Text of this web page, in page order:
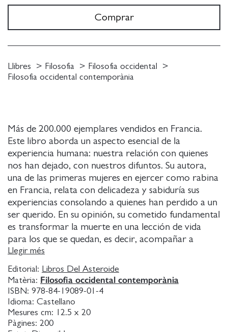
Más de 200.000 ejemplares vendidos en Francia.
Este libro aborda un aspecto esencial de la
experiencia humana: nuestra relación con quienes
nos han dejado, con nuestros difuntos. Su autora,
una de las primeras mujeres en ejercer como rabina
en Francia, relata con delicadeza y sabiduría sus
experiencias consolando a quienes han perdido a un
ser querido. En su opinión, su cometido fundamental
es transformar la muerte en una lección de vida
para los que se quedan, es decir, acompañar a
mujeres y a hombres que en un momento crucial de
sus vidas necesitan narraciones . El tapiz de este
tratado de consuelo se teje con tres hilos: la
evocación de la vida interrumpida, la interpretación
de los textos sagrados y las tradiciones funerarias y
la rememoración de ciertos episodios de la vida de
su autora; con ellos construye un relato que
Llegir més
Editorial: Libros Del Asteroide
Matèria: Filosofia occidental contemporània
ISBN: 978-84-19089-01-4
Idioma: Castellano
Mesures cm:
12.5 x 20
Pàgines: 200
Comprar
Llibres Filosofia
Filosofia occidental
Filosofia occidental contemporània